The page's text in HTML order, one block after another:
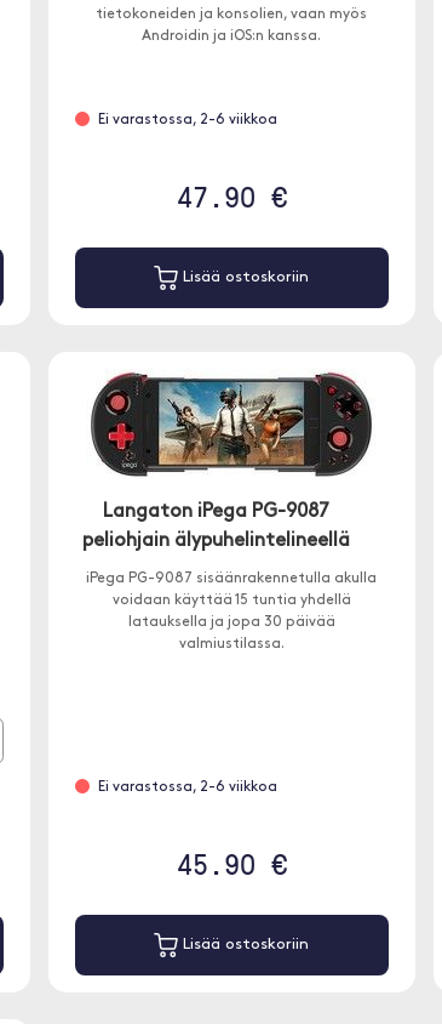
tietokoneiden ja konsolien, vaan myös
Androidin ja iOS:n kanssa.
Ei varastossa, 2-6 viikkoa
47.90 €
Lisää ostoskoriin
Langaton iPega PG-9087
peliohjain älypuhelintelineellä
iPega PG-9087 sisäänrakennetulla akulla
voidaan käyttää 15 tuntia yhdellä
latauksella ja jopa 30 päivää
valmiustilassa.
Ei varastossa, 2-6 viikkoa
45.90 €
Lisää ostoskoriin